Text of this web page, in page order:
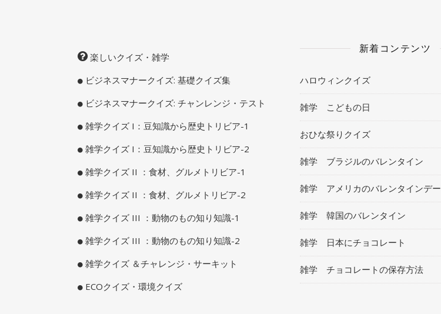
楽しいクイズ・雑学
ビジネスマナークイズ: 基礎クイズ集
ビジネスマナークイズ: チャンレンジ・テスト
雑学クイズ I：豆知識から歴史トリビア-1
雑学クイズ I：豆知識から歴史トリビア-2
雑学クイズ II ：食材、グルメトリビア-1
雑学クイズ II ：食材、グルメトリビア-2
雑学クイズ III ：動物のもの知り知識-1
雑学クイズ III ：動物のもの知り知識-2
雑学クイズ ＆チャレンジ・サーキット
ECOクイズ・環境クイズ
新着コンテンツ
ハロウィンクイズ
雑学 こどもの日
おひな祭りクイズ
雑学 ブラジルのバレンタイン
雑学 アメリカのバレンタインデー
雑学 韓国のバレンタイン
雑学 日本にチョコレート
雑学 チョコレートの保存方法